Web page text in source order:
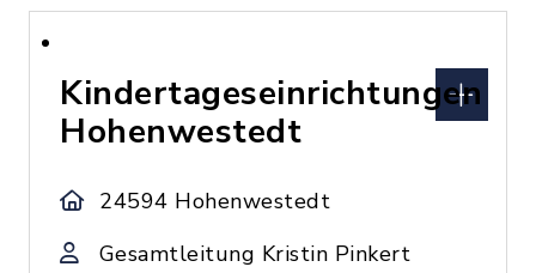
Kindertageseinrichtungen
Hohenwestedt
24594 Hohenwestedt
Gesamtleitung Kristin Pinkert